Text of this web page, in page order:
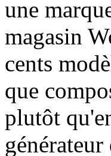
une
magasin
cents
que
plutôt